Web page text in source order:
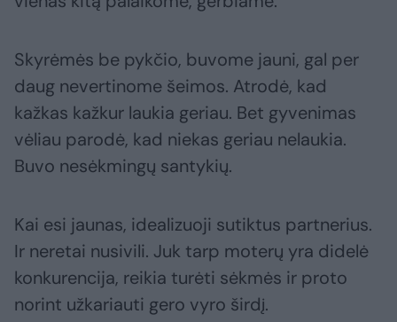
Skyrėmės be pykčio, buvome jauni, gal per
daug nevertinome šeimos. Atrodė, kad
kažkas kažkur laukia geriau. Bet gyvenimas
vėliau parodė, kad niekas geriau nelaukia.
Buvo nesėkmingų santykių.
Kai esi jaunas, idealizuoji sutiktus partnerius.
Ir neretai nusivili. Juk tarp moterų yra didelė
konkurencija, reikia turėti sėkmės ir proto
norint užkariauti gero vyro širdį.